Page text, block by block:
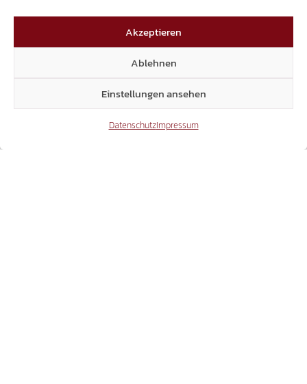
Akzeptieren
Ablehnen
Einstellungen ansehen
DatenschutzImpressum
THEMA DOPPELPASS
SVEN KNOLL BEI RAI3 – "AGORÀ ESTATE"